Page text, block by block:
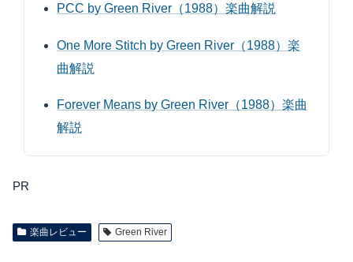
PCC by Green River（1988）楽曲解説
One More Stitch by Green River（1988）楽
曲解説
Forever Means by Green River（1988）楽曲
解説
PR
楽曲レビュー Green River